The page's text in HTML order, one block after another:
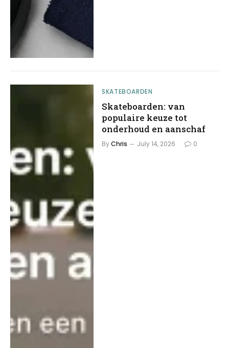
SKATEBOARDEN
Skateboarden: van
populaire keuze tot
onderhoud en aanschaf
ByChris July 14, 2026 0